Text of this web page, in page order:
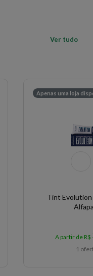
Ver tudo
Apenas uma loja
Tint Evolution
A partir de R$
1